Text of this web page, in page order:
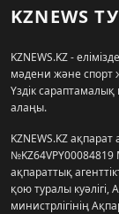
KZNEWS
KZNEWS.KZ -
мәдени және спорт
Үздік
алаңы.
KZNEWS.KZ ақпарат
ақпараттық
қою туралы
министрлігінің